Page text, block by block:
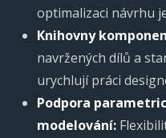
optimalizaci návrhu
Knihovny
navržených dílů a
urychlují práci
Podpora
modelování: